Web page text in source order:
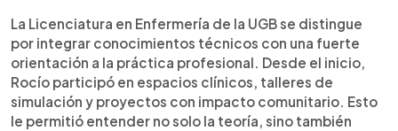
La Licenciatura en Enfermería de la UGB se distingue
por integrar conocimientos técnicos con una fuerte
orientación a la práctica profesional. Desde el inicio,
Rocío participó en espacios clínicos, talleres de
simulación y proyectos con impacto comunitario. Esto
le permitió entender no solo la teoría, sino también